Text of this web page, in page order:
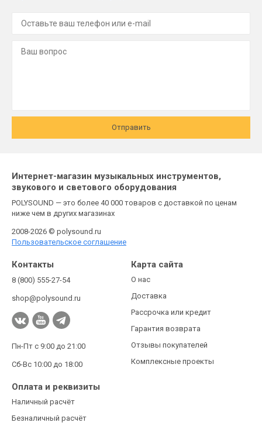
Отправить
Интернет-магазин музыкальных инструментов,
звукового и светового оборудования
POLYSOUND — это более 40 000 товаров с доставкой по ценам
ниже чем в других магазинах
2008-2026 © polysound.ru
Пользовательское соглашение
Контакты
8 (800) 555-27-54
shop@polysound.ru
Пн-Пт с 9:00 до 21:00
Сб-Вс 10:00 до 18:00
Карта сайта
О нас
Доставка
Рассрочка или кредит
Гарантия возврата
Отзывы покупателей
Комплексные проекты
Оплата и реквизиты
Наличный расчёт
Безналичный расчёт